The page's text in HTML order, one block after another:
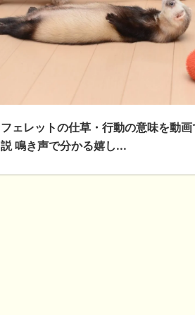
フェレットの仕草・行動の意味を動画
説 鳴き声で分かる嬉し...